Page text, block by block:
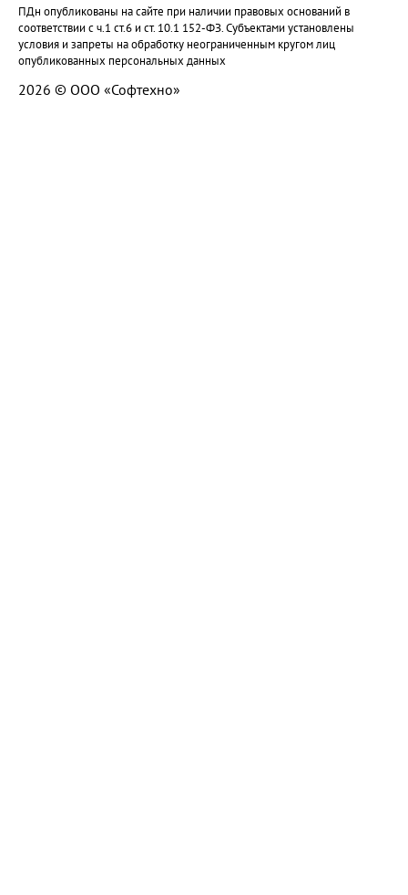
ПДн опубликованы на сайте при наличии правовых оснований в
соответствии с ч.1 ст.6 и ст. 10.1 152-ФЗ. Субъектами установлены
условия и запреты на обработку неограниченным кругом лиц
опубликованных персональных данных
2026 © ООО «Софтехно»